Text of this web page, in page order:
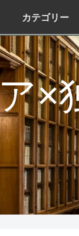
×
カテゴリー